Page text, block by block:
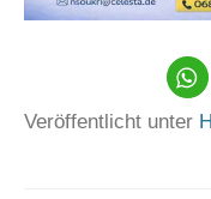
Veröffentlicht unter